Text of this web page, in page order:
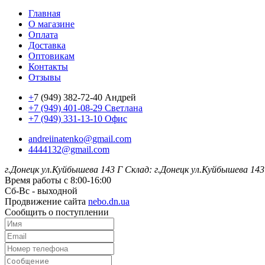
Главная
О магазине
Оплата
Доставка
Оптовикам
Контакты
Отзывы
+7 (949) 382-72-40 Андрей
+7 (949) 401-08-29 Светлана
+7 (949) 331-13-10 Офис
andreiinatenko@gmail.com
4444132@gmail.com
г.Донецк ул.Куйбышева 143 Г Склад: г.Донецк ул.Куйбышева
Время работы с 8:00-16:00
Сб-Вс - выходной
Продвижение сайта nebo.dn.ua
Сообщить о поступлении